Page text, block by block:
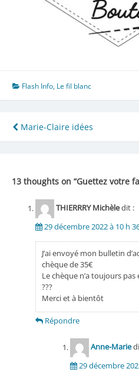
Flash Info, Le fil blanc
Navigation
de
Marie-Claire idées
13 thoughts on “Guettez votre
THIERRRY Michèledit :
29 décembre 2022 à 10 h
J’ai envoyé mon bulletin
chèque de 35€
Le chèque n’a toujours pas
???
Merci et à bientôt
Répondre
Anne-Marie
29 décembre